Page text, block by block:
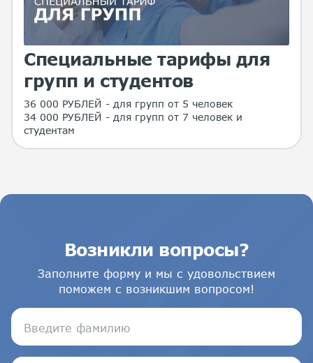
Специальные тарифы для
групп и студентов
36 000 РУБЛЕЙ - для групп от 5 человек
34 000 РУБЛЕЙ - для групп от 7 человек и
студентам
Возникли вопросы?
Заполните форму и мы с удовольствием
поможем с возникшим вопросом!